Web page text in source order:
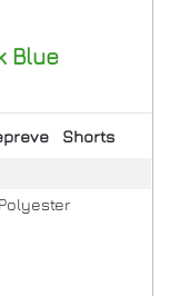
Blue
Shorts